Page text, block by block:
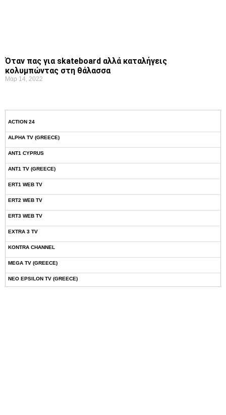
Όταν πας για skateboard αλλά καταλήγεις
κολυμπώντας στη θάλασσα
Μαρ 14, 2022
ACTION 24
ALPHA TV (GREECE)
ANT1 CYPRUS
ANT1 TV (GREECE)
ERT1 WEB TV
ERT2 WEB TV
ERT3 WEB TV
EXTRA 3 TV
KONTRA CHANNEL
MEGA TV (GREECE)
NEO EPSILON TV (GREECE)